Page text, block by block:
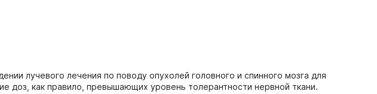
лучевого лечения по поводу опухолей головного и спинного мозга для
доз, как правило, превышающих уровень толерантности нервной ткани.